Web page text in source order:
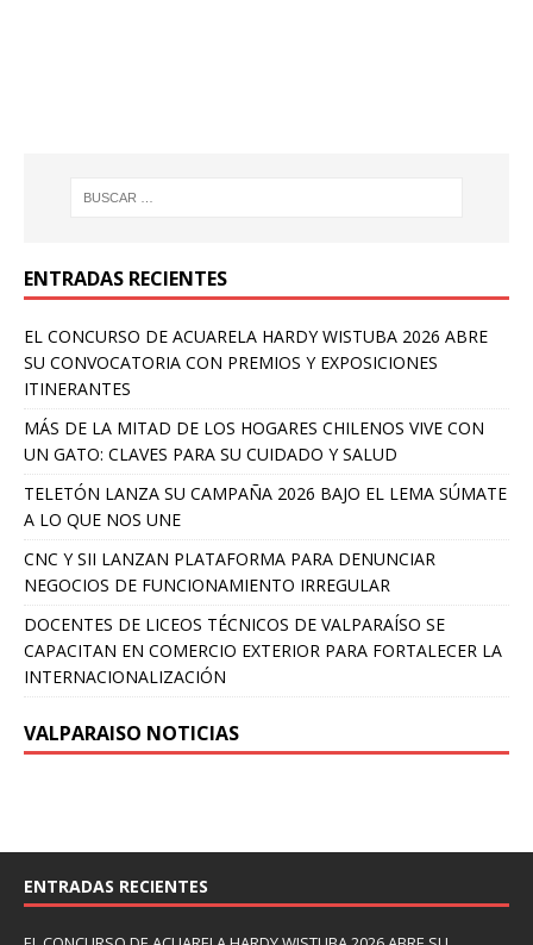
ENTRADAS RECIENTES
EL CONCURSO DE ACUARELA HARDY WISTUBA 2026 ABRE
SU CONVOCATORIA CON PREMIOS Y EXPOSICIONES
ITINERANTES
MÁS DE LA MITAD DE LOS HOGARES CHILENOS VIVE CON
UN GATO: CLAVES PARA SU CUIDADO Y SALUD
TELETÓN LANZA SU CAMPAÑA 2026 BAJO EL LEMA SÚMATE
A LO QUE NOS UNE
CNC Y SII LANZAN PLATAFORMA PARA DENUNCIAR
NEGOCIOS DE FUNCIONAMIENTO IRREGULAR
DOCENTES DE LICEOS TÉCNICOS DE VALPARAÍSO SE
CAPACITAN EN COMERCIO EXTERIOR PARA FORTALECER LA
INTERNACIONALIZACIÓN
VALPARAISO NOTICIAS
ENTRADAS RECIENTES